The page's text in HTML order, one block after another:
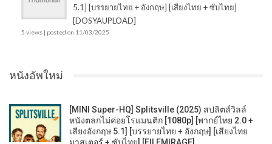
5.1] [บรรยายไทย + อังกฤษ] [เสียงไทย + ซับไทย]
[DOSYAUPLOAD]
5 views | posted on 11/03/2025
หนังอัพใหม่
[MINI Super-HQ] Splitsville (2025) สปลิตส์วิลล์
หนังตลกไม่ค่อยโรแมนติก [1080p] [พากย์ไทย 2.0 +
เสียงอังกฤษ 5.1] [บรรยายไทย + อังกฤษ] [เสียงไทย
มาสเตอร์ + ซับไทย] [FILEMIRAGE]